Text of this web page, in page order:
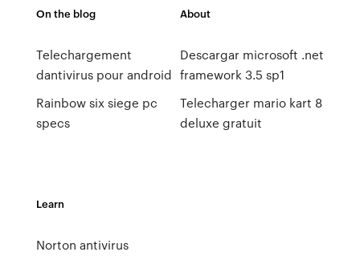
On the blog
Telechargement
dantivirus pour android
Rainbow six siege pc
specs
About
Descargar microsoft .net
framework 3.5 sp1
Telecharger mario kart 8
deluxe gratuit
Learn
Norton antivirus